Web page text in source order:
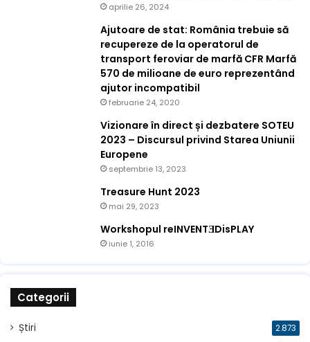
aprilie 26, 2024
Ajutoare de stat: România trebuie să
recupereze de la operatorul de
transport feroviar de marfă CFR Marfă
570 de milioane de euro reprezentând
ajutor incompatibil
februarie 24, 2020
Vizionare în direct și dezbatere SOTEU
2023 – Discursul privind Starea Uniunii
Europene
septembrie 13, 2023
Treasure Hunt 2023
mai 29, 2023
Workshopul reINVENTƎDisPLAY
iunie 1, 2016
Categorii
Știri 2.873